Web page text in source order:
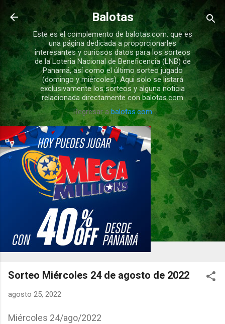
Ir al contenido principal
Balotas
Este es el complemento de balotas.com: que es
una página dedicada a proporcionarles
interesantes y curiosos datos para los sorteos
de la Loteria Nacional de Beneficencia (LNB) de
Panamá, así como el último sorteo jugado
(domingo y miércoles). Aqui solo se listará
exclusivamente los sorteos y alguna noticia
relacionada directamente con balotas.com
Regresar a balotas.com
Sorteo Miércoles 24 de agosto de 2022
agosto 25, 2022
Miércoles 24/ago/2022